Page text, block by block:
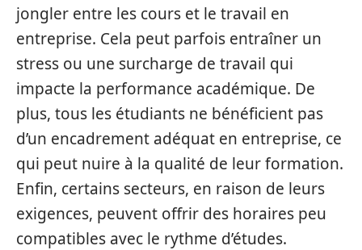
jongler entre les cours et le travail en
entreprise. Cela peut parfois entraîner un
stress ou une surcharge de travail qui
impacte la performance académique. De
plus, tous les étudiants ne bénéficient pas
d’un encadrement adéquat en entreprise, ce
qui peut nuire à la qualité de leur formation.
Enfin, certains secteurs, en raison de leurs
exigences, peuvent offrir des horaires peu
compatibles avec le rythme d’études.